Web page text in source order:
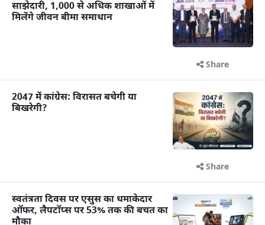
साझेदारी, 1,000 से अधिक शाखाओं में
मिलेंगे जीवन बीमा समाधान
Share
2047 में कांग्रेस: विरासत बचेगी या
बिखरेगी?
Share
स्वतंत्रता दिवस पर एसुस का धमाकेदार
ऑफर, लैपटॉप्स पर 53% तक की बचत का
मौका